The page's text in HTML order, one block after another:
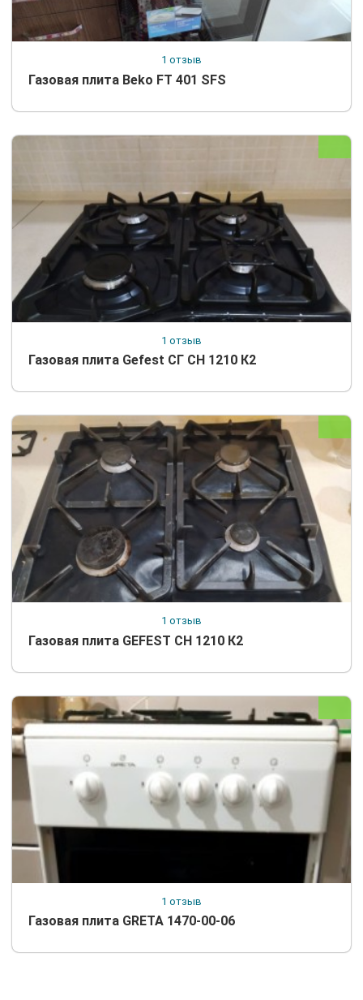
1 отзыв
Газовая плита Beko FT 401 SFS
1 отзыв
Газовая плита Gefest СГ СН 1210 К2
1 отзыв
Газовая плита GEFEST СН 1210 К2
1 отзыв
Газовая плита GRETA 1470-00-06